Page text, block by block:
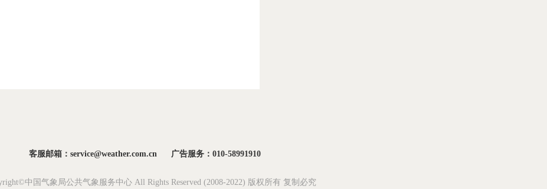
客服邮箱：service@weather.com.cn 广告服务：010-58991910
中国气象局公共气象服务中心 All Rights Reserved (2008-2022) 版权所有 复制必究